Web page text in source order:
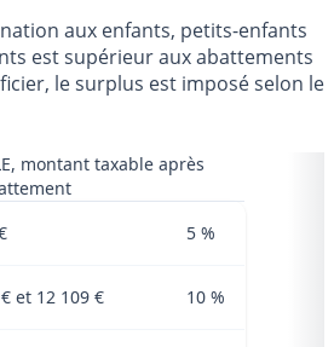
aux enfants, petits-enfants
est supérieur aux abattements
le surplus est imposé selon le
montant taxable après
5 %
et 12 109 € 10 %